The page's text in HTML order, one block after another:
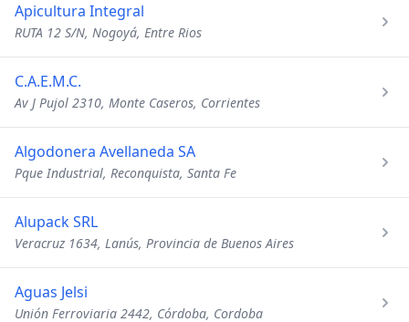
Apicultura Integral
RUTA 12 S/N, Nogoyá, Entre Rios
C.A.E.M.C.
Av J Pujol 2310, Monte Caseros, Corrientes
Algodonera Avellaneda SA
Pque Industrial, Reconquista, Santa Fe
Alupack SRL
Veracruz 1634, Lanús, Provincia de Buenos Aires
Aguas Jelsi
Unión Ferroviaria 2442, Córdoba, Cordoba